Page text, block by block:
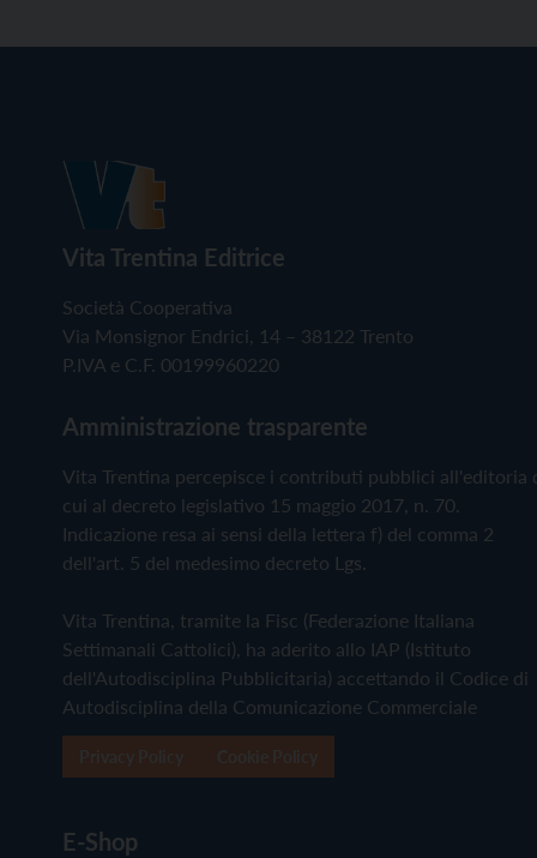
Vita Trentina Editrice
Società Cooperativa
Via Monsignor Endrici, 14 – 38122 Trento
P.IVA e C.F. 00199960220
Amministrazione trasparente
Vita Trentina percepisce i contributi pubblici all'editoria
cui al decreto legislativo 15 maggio 2017, n. 70.
Indicazione resa ai sensi della lettera f) del comma 2
dell'art. 5 del medesimo decreto Lgs.
Vita Trentina, tramite la Fisc (Federazione Italiana
Settimanali Cattolici), ha aderito allo IAP (Istituto
dell'Autodisciplina Pubblicitaria) accettando il Codice di
Autodisciplina della Comunicazione Commerciale
E-Shop